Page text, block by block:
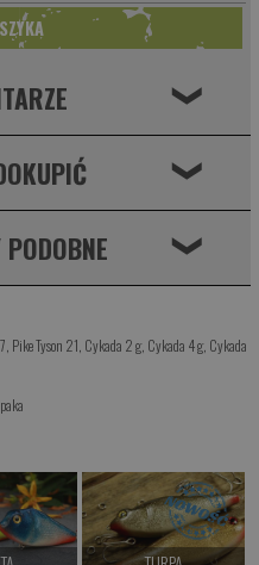
❮
❮
❮
Pike Tyson 21 Cykada 2 g, Cykada 4 g, Cykada